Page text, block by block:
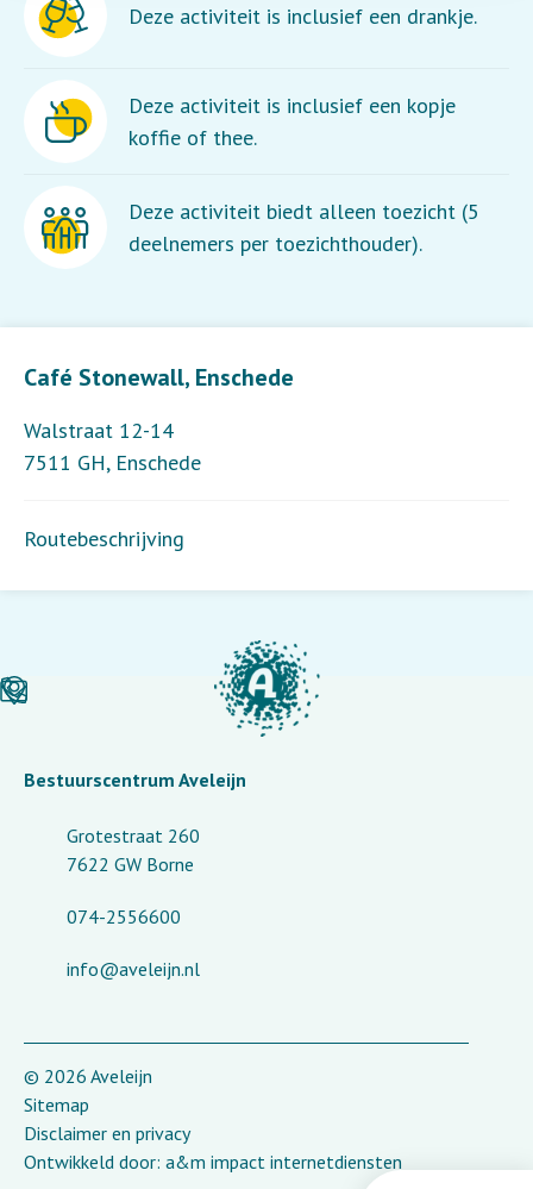
Café Stonewall, Enschede
Walstraat 12-14
7511 GH, Enschede
Routebeschrijving
Deze activiteit is inclusief een drankje.
Deze activiteit is inclusief een kopje
koffie of thee.
Deze activiteit biedt alleen toezicht (5
deelnemers per toezichthouder).
Bestuurscentrum Aveleijn
Grotestraat 260
7622 GW Borne
074-2556600
info@aveleijn.nl
© 2026 Aveleijn
Sitemap
Disclaimer en privacy
Ontwikkeld door: a&m impact internetdiensten